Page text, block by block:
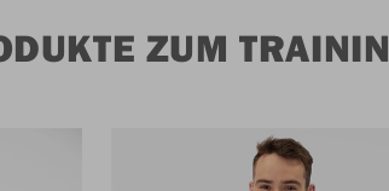
ZUM